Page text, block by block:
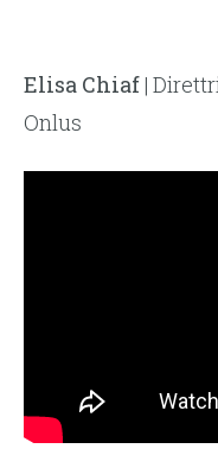
Elisa Chiaf|
Onlus